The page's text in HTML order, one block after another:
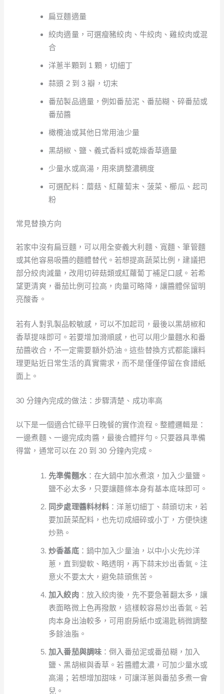
扁豆麵適量
絞肉適量，可選瘦豬絞肉、牛絞肉、雞絞肉或混
合
洋蔥半顆到 1 顆，切細丁
蒜頭 2 到 3 瓣，切末
番茄製品適量，例如番茄泥、番茄糊、碎番茄或
番茄醬
橄欖油或其他日常用油少量
黑胡椒、鹽、義式香料或乾燥香草適量
少量水或高湯，用來調整濃稠度
可選配料：蘑菇、紅蘿蔔末、菠菜、櫛瓜、起司
粉
常見替換方向
若家中沒有扁豆麵，可以用全麥義大利麵、寬麵、筆管麵
或其他容易吸醬的麵體替代。若想提高蔬菜比例，建議把
部分絞肉減量，改用切碎菇類或紅蘿蔔丁補足口感。若希
望更清爽，番茄比例可拉高，肉量可略降，讓醬體保留明
亮酸香。
若有人對乳製品較敏感，可以不加起司，最後以黑胡椒和
香草提味即可。若要增加滑順感，也可以用少量麵水和番
茄醬收合，不一定需要額外奶油。這些替換方式都能讓料
理更貼近日常生活的真實需求，而不是僅僅停留在食譜紙
面上。
30 分鐘內完成的做法：步驟清楚、成功率高
以下是一個適合忙碌平日晚餐的實作流程。整體邏輯是：
一邊煮麵、一邊完成肉醬，最後合體拌勻。只要器具準備
得當，通常可以在 20 到 30 分鐘內完成。
先準備麵水：在大鍋中加水煮滾，加入少量鹽。
鹽不必太多，只要讓麵條本身有基本底味即可。
同步處理醬料材料 ：洋蔥切細丁、蒜頭切末，若
要加蔬菜配料，也先切成細碎或小丁，方便快速
炒熟。
炒香基底：鍋中加入少量油，以中小火先炒洋
蔥，直到變軟、略透明，再下蒜末炒出香氣。注
意火不要太大，避免蒜頭焦苦。
加入絞肉 ：放入絞肉後，先不要急著翻太多，讓
表面略微上色再撥散，這樣較容易炒出香氣。若
肉本身出油較多，可用廚房紙巾或湯匙稍微調整
多餘油脂。
加入番茄與調味 ：倒入番茄泥或番茄糊，加入
鹽、黑胡椒與香草。若醬體太濃，可加少量水或
高湯；若想增加甜味，可讓洋蔥與番茄多煮一會
兒。